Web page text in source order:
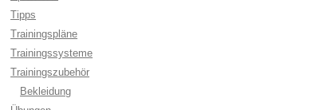
Tipps
Trainingspläne
Trainingssysteme
Trainingszubehör
Bekleidung